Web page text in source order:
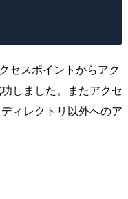
セスポイントからアク
しました。またアクセ
ィレクトリ以外へのア